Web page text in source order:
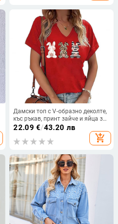
Дамски топ с V‑образно деколте,
къс ръкав, принт зайче и яйца за
Великден
22.09 €/43.20 лв
add_shopping_cart